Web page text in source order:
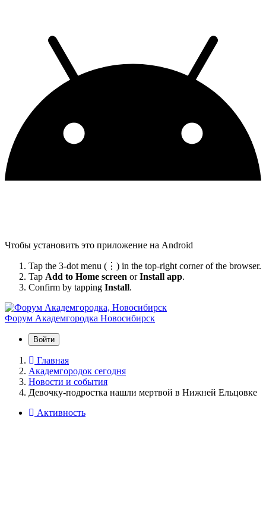
Чтобы установить это приложение на Android
Tap the 3-dot menu (⋮) in the top-right corner of the browser.
Tap Add to Home screen orInstall app.
Confirm by tapping Install.
Форум Академгородка Новосибирск
Войти
Главная
Академгородок сегодня
Новости и события
Девочку-подростка нашли мертвой в Нижней Ельцовке
Активность